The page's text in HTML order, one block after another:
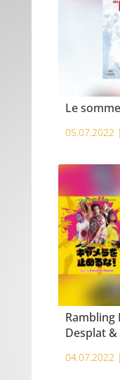
Le
05.07.2022 |
Rambling
Desplat
04.07.2022 |